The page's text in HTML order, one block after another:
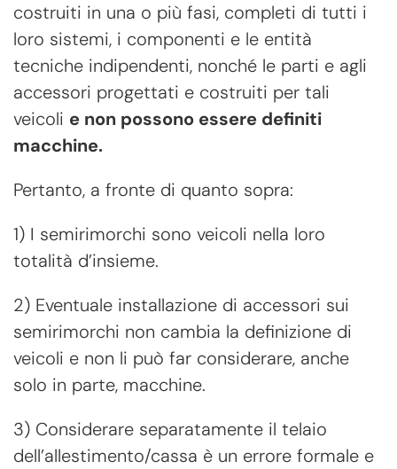
costruiti in una o più fasi, completi di tutti i
loro sistemi, i componenti e le entità
tecniche indipendenti, nonché le parti e agli
accessori progettati e costruiti per tali
veicoli e non possono essere definiti
macchine.
Pertanto, a fronte di quanto sopra:
1) I semirimorchi sono veicoli nella loro
totalità d’insieme.
2) Eventuale installazione di accessori sui
semirimorchi non cambia la definizione di
veicoli e non li può far considerare, anche
solo in parte, macchine.
3) Considerare separatamente il telaio
dell’allestimento/cassa è un errore formale e